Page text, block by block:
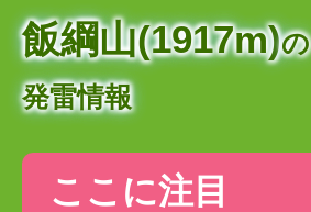
飯綱山(1917m)の
発雷情報
ここに注目